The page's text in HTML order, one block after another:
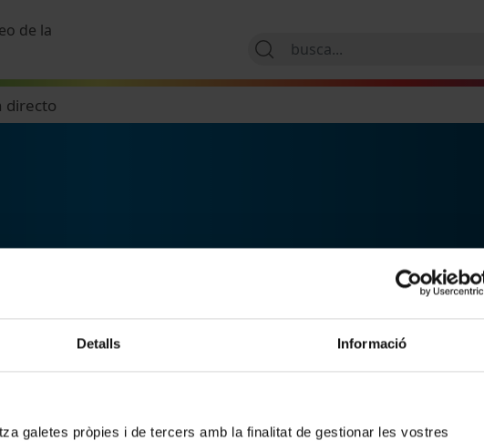
Detalls Informació
galetes pròpies i de tercers amb la finalitat de gestionar les vostres
de la
directo